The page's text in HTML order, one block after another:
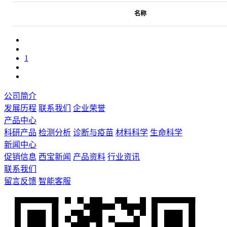
名称
1
公司简介
发展历程 联系我们
企业荣誉
产品中心
科研产品 检测分析 诊断与疫苗 材料科学 生命科学
新闻中心
促销信息 西宝新闻 产品资料 行业资讯
联系我们
留言反馈 智能客服